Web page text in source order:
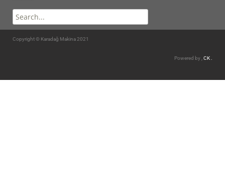
Copyright © Karadağ Makina 2021
Powered by , CK .